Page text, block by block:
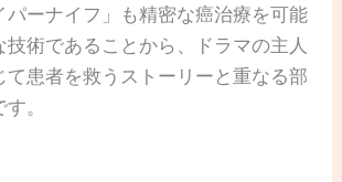
パーナイフ」も精密な癌治療を可能
技術であることから、ドラマの主人
て患者を救うストーリーと重なる部
。